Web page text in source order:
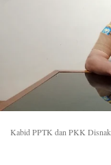
Kabid PPTK dan PKK